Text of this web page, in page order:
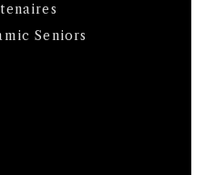
Seniors